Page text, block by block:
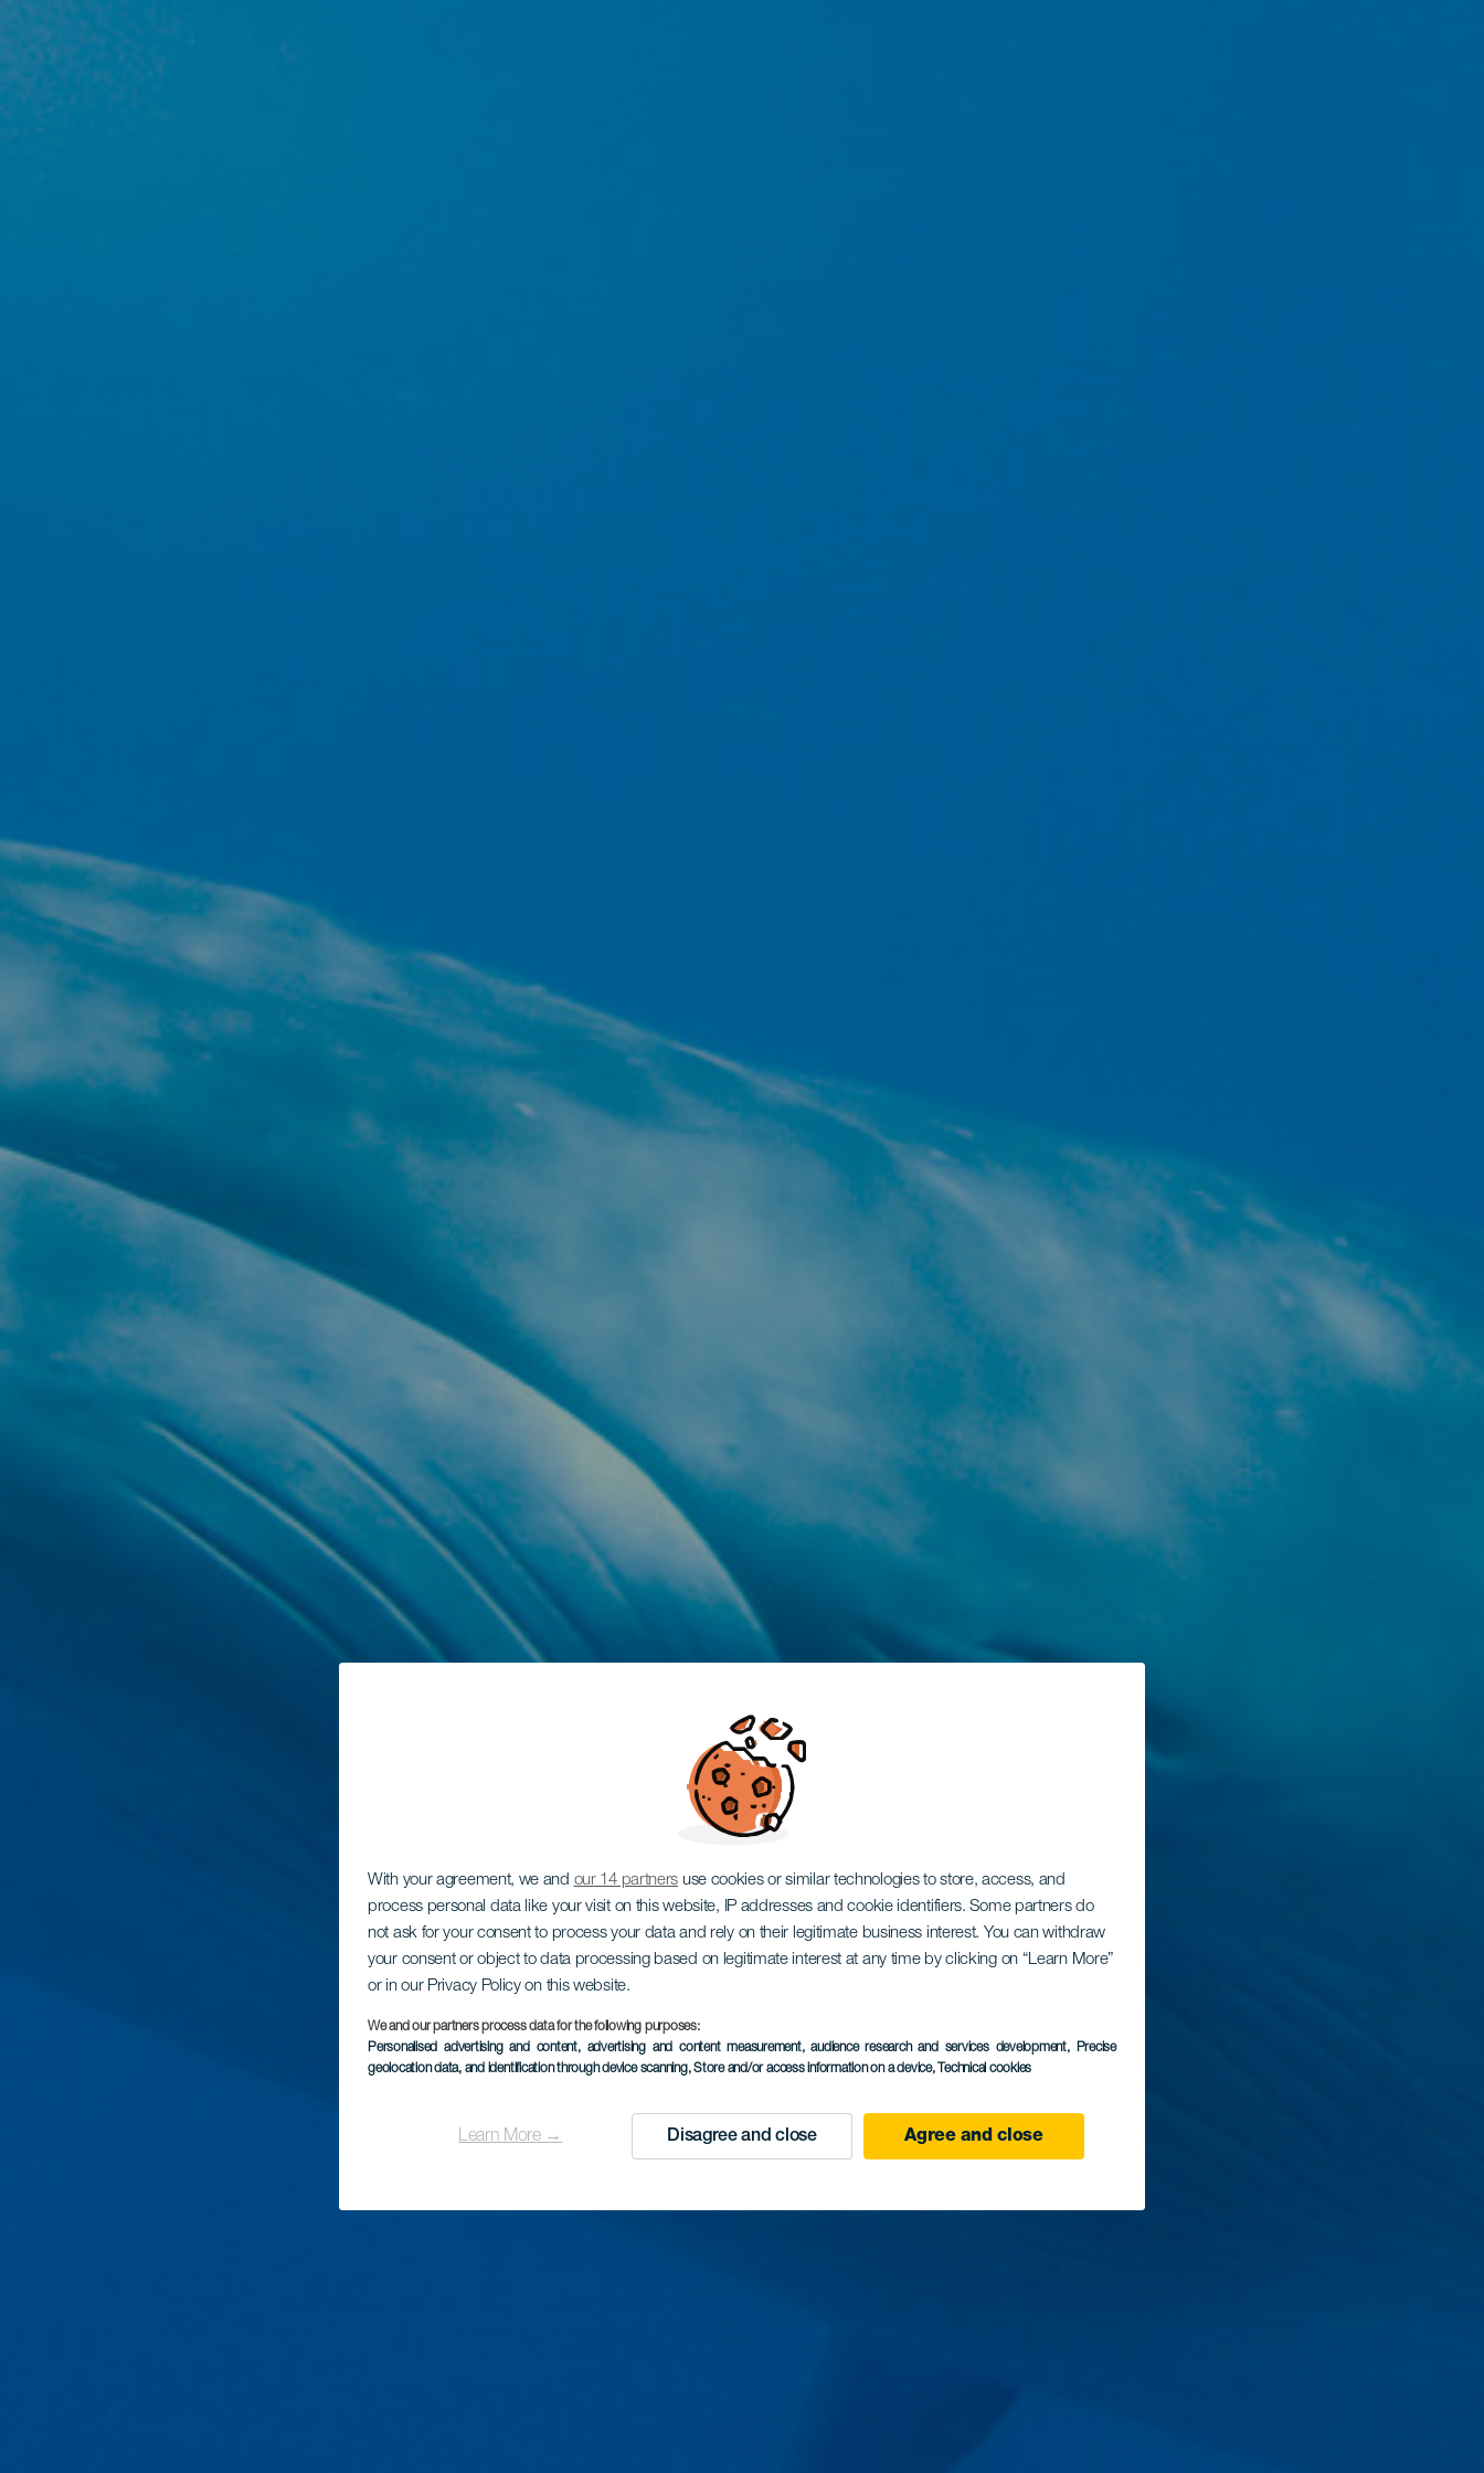
With your agreement, we and our 14 partners use cookies or similar technologies to store, access, and
process personal data like your visit on this website, IP addresses and cookie identifiers. Some partners do
not ask for your consent to process your data and rely on their legitimate business interest. You can withdraw
your consent or object to data processing based on legitimate interest at any time by clicking on “Learn More”
or in our Privacy Policy on this website.
We and our partners process data for the following purposes:
Personalised advertising and content, advertising and content measurement, audience research and services development, Precise
geolocation data, and identification through device scanning, Store and/or access information on a device, Technical cookies
Learn More → Disagree and close Agree and close